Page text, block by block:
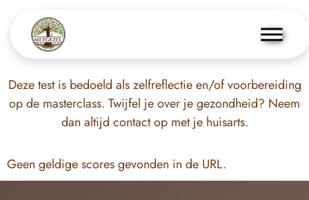
Deze test is bedoeld als zelfreflectie en/of voorbereiding
op de masterclass. Twijfel je over je gezondheid? Neem
dan altijd contact op met je huisarts.
Geen geldige scores gevonden in de URL.